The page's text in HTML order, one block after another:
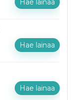
Hae lainaa
Hae lainaa
Hae lainaa